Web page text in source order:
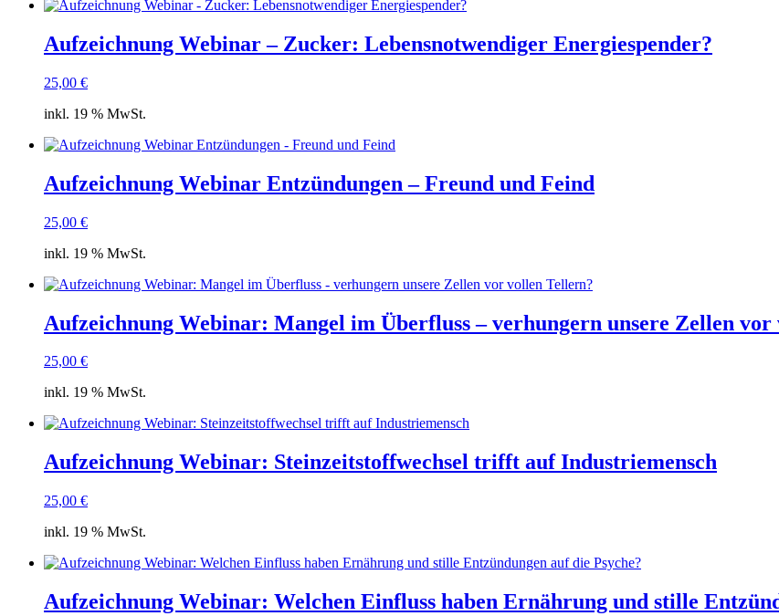
Aufzeichnung Webinar – Zucker: Lebensnotwendiger Energiespender?
25,00 €
inkl. 19 % MwSt.
Aufzeichnung Webinar Entzündungen – Freund und Feind
25,00 €
inkl. 19 % MwSt.
Aufzeichnung Webinar: Mangel im Überfluss – verhungern unsere Zellen
25,00 €
inkl. 19 % MwSt.
Aufzeichnung Webinar: Steinzeitstoffwechsel trifft auf Industriemensch
25,00 €
inkl. 19 % MwSt.
Aufzeichnung Webinar: Welchen Einfluss haben Ernährung und stille